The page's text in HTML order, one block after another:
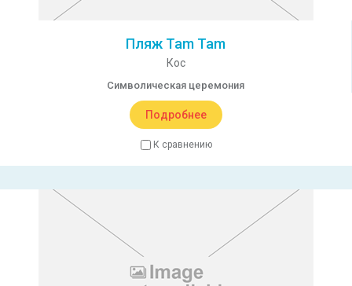
Пляж Tam Tam
Кос
Символическая церемония
Подробнее
К сравнению